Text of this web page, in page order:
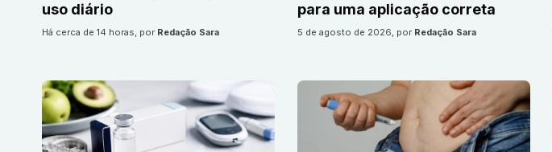
uso diário
há cerca de 14 horas, por Redação Sara
para uma aplicação correta
5 de agosto de 2026, por Redação Sara